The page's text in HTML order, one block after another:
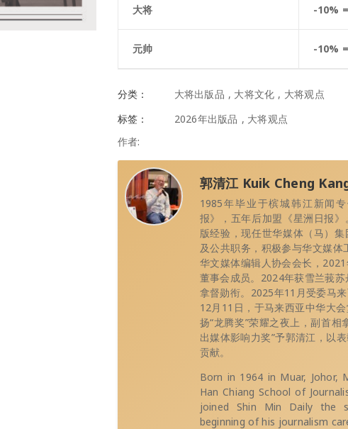
大将 -10% =
元帅 -10% =
分类： 大将出版品 , 大将文化 , 大将观点
标签：
2026年出版品 , 大将观点
作者:
郭清江 Kuik Cheng
1985年毕业于槟城韩江新闻
报》，五年后加盟《星洲日报
版经验，现任世华媒体（马）
及公共职务，积极参与华文媒
华文媒体编辑人协会会长，
董事会成员。2024年获雪兰莪
拿督勋衔。2025年11月受委马
12月11日，于马来西亚中华大
扬“龙腾奖”荣耀之夜上，副首相
出媒体影响力奖”予郭清江，以
贡献。
Born in 1964 in Muar, Johor,
Han Chiang School of
joined Shin Min Daily the
beginning of his journalism